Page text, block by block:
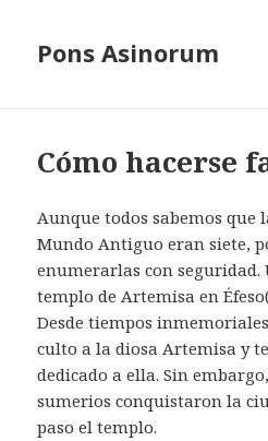
Pons Asinorum
Cómo hacerse
Aunque todos sabemos que
Mundo Antiguo eran siete,
enumerarlas con seguridad.
templo de Artemisa en
Desde tiempos
culto a la diosa Artemisa y
dedicado a ella. Sin
sumerios conquistaron la
paso el templo.